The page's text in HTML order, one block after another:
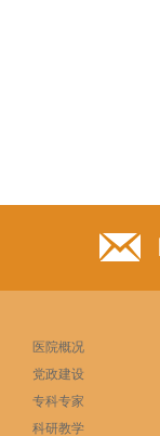
医院概况
党政建设
专科专家
科研教学